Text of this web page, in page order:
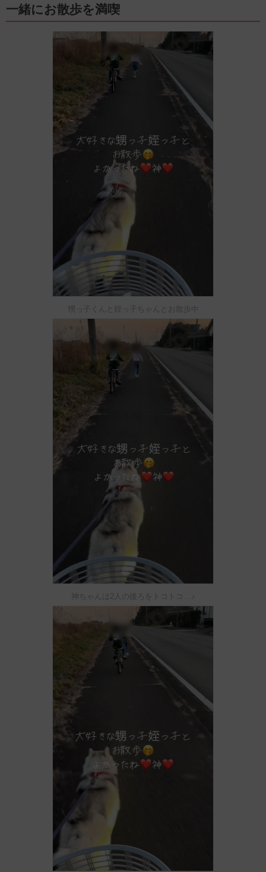
一緒にお散歩を満喫
甥っ子くんと姪っ子ちゃんとお散歩中
神ちゃんは2人の後ろをトコトコ…♪